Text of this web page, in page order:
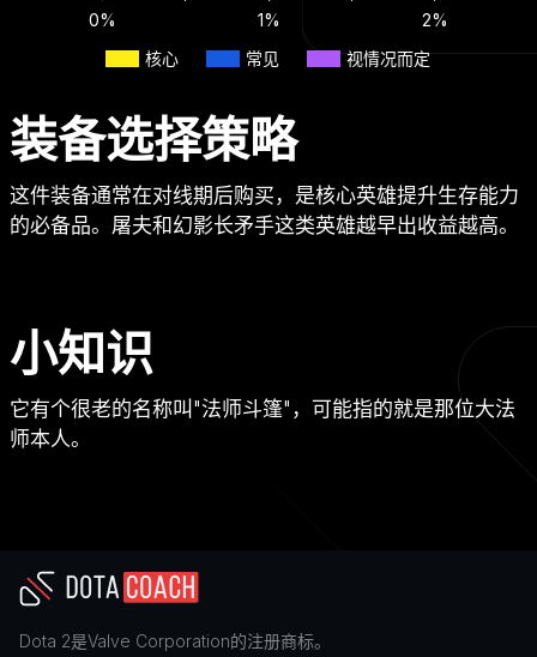
核心 常见 视情况而定
0% 1% 2%
装备选择策略
这件装备通常在对线期后购买，是核心英雄提升生存能力
的必备品。屠夫和幻影长矛手这类英雄越早出收益越高。
小知识
它有个很老的名称叫"法师斗篷"，可能指的就是那位大法
师本人。
Dota 2是Valve Corporation的注册商标。